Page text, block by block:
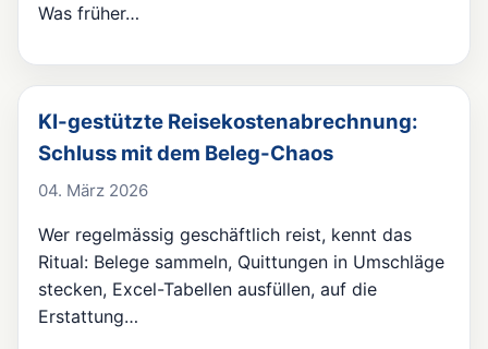
Was früher…
KI-gestützte Reisekostenabrechnung:
Schluss mit dem Beleg-Chaos
04. März 2026
Wer regelmässig geschäftlich reist, kennt das
Ritual: Belege sammeln, Quittungen in Umschläge
stecken, Excel-Tabellen ausfüllen, auf die
Erstattung…